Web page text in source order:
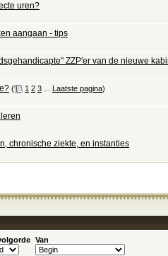
uren?
aangaan - tips
ZZP'er van de nieuwe
( 1 2 3 Laatste pagina)
chronische ziekte, en instanties
Van